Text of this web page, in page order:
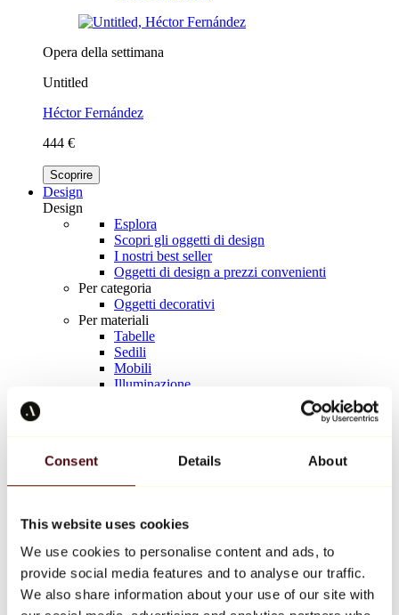
Consent Details About
This website uses cookies
We use cookies to personalise content and ads, to
provide social media features and to analyse our traffic.
We also share information about your use of our site with
Opera della settimana
Untitled
Héctor Fernández
444 €
Scoprire
Design
Design
Esplora
Scopri gli oggetti di design
I nostri best seller
Oggetti di design a prezzi convenienti
Per categoria
Oggetti decorativi
Per materiali
Tabelle
Sedili
Mobili
Illuminazione
Keith Haring
Tutti i designer
Opera della settimana